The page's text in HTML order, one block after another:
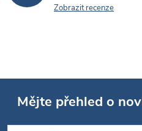
Zobrazit recenze
Mějte přehled o